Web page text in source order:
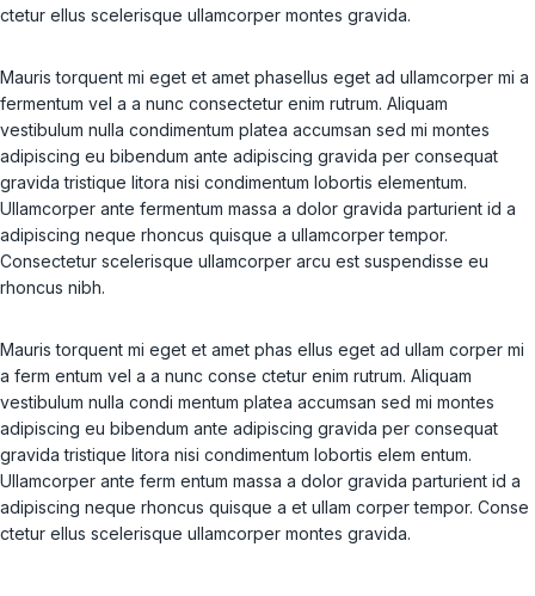
ctetur ellus scelerisque ullamcorper montes gravida.
Mauris torquent mi eget et amet phasellus eget ad ullamcorper mi a
fermentum vel a a nunc consectetur enim rutrum. Aliquam
vestibulum nulla condimentum platea accumsan sed mi montes
adipiscing eu bibendum ante adipiscing gravida per consequat
gravida tristique litora nisi condimentum lobortis elementum.
Ullamcorper ante fermentum massa a dolor gravida parturient id a
adipiscing neque rhoncus quisque a ullamcorper tempor.
Consectetur scelerisque ullamcorper arcu est suspendisse eu
rhoncus nibh.
Mauris torquent mi eget et amet phas ellus eget ad ullam corper mi
a ferm entum vel a a nunc conse ctetur enim rutrum. Aliquam
vestibulum nulla condi mentum platea accumsan sed mi montes
adipiscing eu bibendum ante adipiscing gravida per consequat
gravida tristique litora nisi condimentum lobortis elem entum.
Ullamcorper ante ferm entum massa a dolor gravida parturient id a
adipiscing neque rhoncus quisque a et ullam corper tempor. Conse
ctetur ellus scelerisque ullamcorper montes gravida.